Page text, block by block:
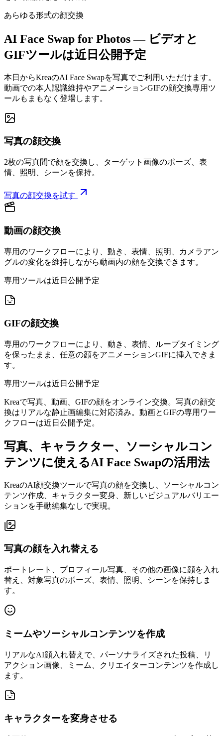
あらゆる形式の顔交換
AI Face Swap for Photos — ビデオと
GIFツールは近日公開予定
本日からKreaのAI Face Swapを写真でご利用いただけます。
動画での本人認識維持やアニメーションGIFの顔交換専用ツ
ールもまもなく登場します。
写真の顔交換
2枚の写真間で顔を交換し、ターゲット画像のポーズ、表
情、照明、シーンを保持。
写真の顔交換を試す
動画の顔交換
専用のワークフローにより、動き、表情、照明、カメラアン
グルの変化を維持しながら動画内の顔を交換できます。
専用ツールは近日公開予定
GIFの顔交換
専用のワークフローにより、動き、表情、ループタイミング
を保ったまま、任意の顔をアニメーションGIFに挿入できま
す。
専用ツールは近日公開予定
Kreaで写真、動画、GIFの顔をオンライン交換。写真の顔交
換はリアルな静止画編集に対応済み。動画とGIFの専用ワー
クフローは近日公開予定。
写真、キャラクター、ソーシャルコン
テンツに使えるAI Face Swapの活用法
KreaのAI顔交換ツールで写真の顔を交換し、ソーシャルコン
テンツ作成、キャラクター変身、新しいビジュアルバリエー
ションを手動編集なしで実現。
写真の顔を入れ替える
ポートレート、プロフィール写真、その他の画像に顔を入れ
替え、対象写真のポーズ、表情、照明、シーンを保持しま
す。
ミームやソーシャルコンテンツを作成
リアルなAI顔入れ替えで、パーソナライズされた投稿、リ
アクション画像、ミーム、クリエイターコンテンツを作成し
ます。
キャラクターを変身させる